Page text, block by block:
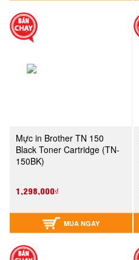
Mực in Brother TN 150
Black Toner Cartridge (TN-
150BK)
1,298,000₫
MUA NGAY